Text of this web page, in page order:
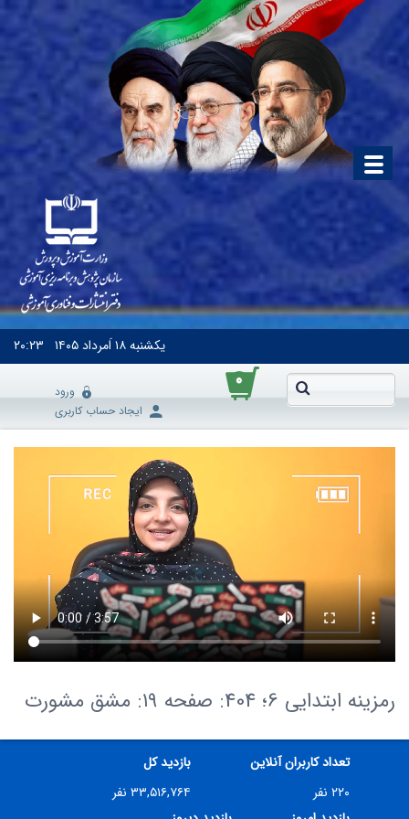
یکشنبه۱۸ اَمرداد ۱۴۰۵ ۲۰:۲۳
۰
ورود
ایجاد حساب کاربری
رمزینه ابتدایی 6؛ 404: صفحه ۱۹: مشق مشورت
تعداد کاربران آنلاین
۲۲۰ نفر
بازدید کل
۳۳,۵۱۶,۷۶۴ نفر